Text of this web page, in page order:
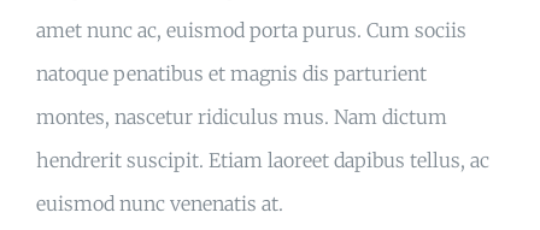
amet nunc ac, euismod porta purus. Cum sociis
natoque penatibus et magnis dis parturient
montes, nascetur ridiculus mus. Nam dictum
hendrerit suscipit. Etiam laoreet dapibus tellus, ac
euismod nunc venenatis at.